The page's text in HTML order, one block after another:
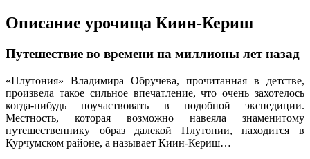
Описание урочища Киин-Кериш
Путешествие во времени на миллионы лет назад
«Плутония» Владимира Обручева, прочитанная в детстве,
произвела такое сильное впечатление, что очень захотелось
когда-нибудь поучаствовать в подобной экспедиции.
Местность, которая возможно навеяла знаменитому
путешественнику образ далекой Плутонии, находится в
Курчумском районе, а называет Киин-Кериш…